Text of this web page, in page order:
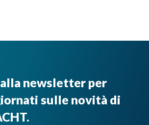
2000
su
iPad e
PC.”
newsletter per
sulle novità di